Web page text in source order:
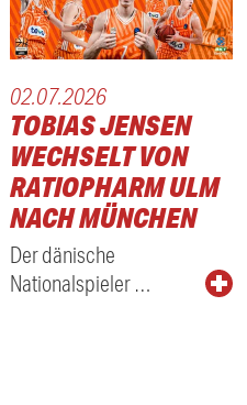
02.07.2026
TOBIAS JENSEN
WECHSELT VON
RATIOPHARM ULM
NACH MÜNCHEN
Der dänische
Nationalspieler …